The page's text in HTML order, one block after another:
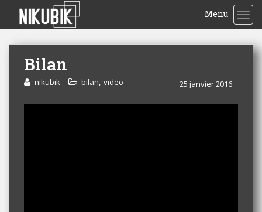
Menu
Bilan
25 janvier 2016
nikubik bilan, video